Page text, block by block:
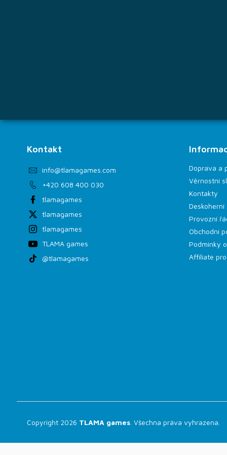
Kontakt
info@tlamagames.com
+420 608 400 030
tlamagames
tlamagames
tlamagames
TLAMA games
@tlamagames
Doprava a
Věrnostní
Kontakty
Provozní
Obchodní
Podmínky
Affiliate
Copyright 2026 TLAMA games . Všechna práva vyhrazena.